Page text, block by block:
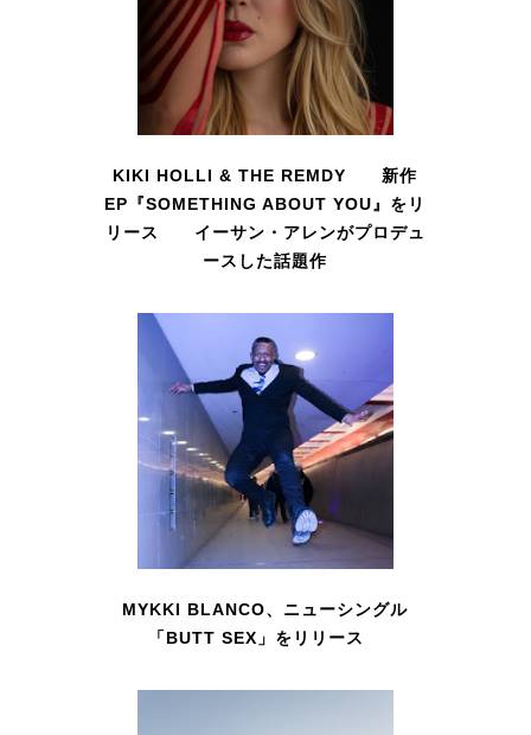
KIKI HOLLI & THE REMDY 新作
EP『SOMETHING ABOUT YOU』をリ
リース イーサン・アレンがプロデュ
ースした話題作
MYKKI BLANCO、ニューシングル
「BUTT SEX」をリリース